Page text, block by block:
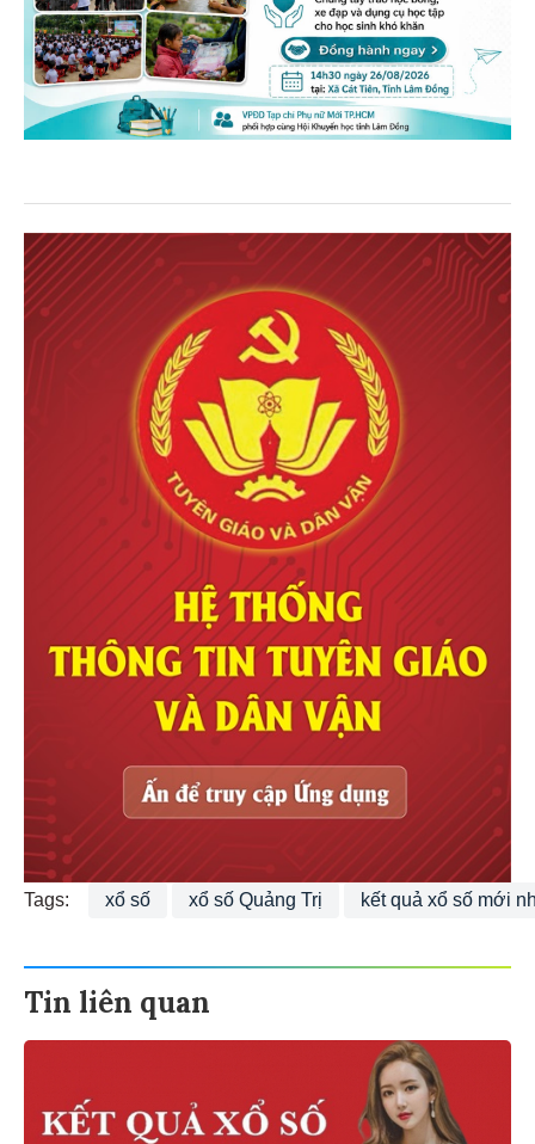
Tags: xổ số xổ số Quảng Trị kết quả xổ số mới
Tin liên quan